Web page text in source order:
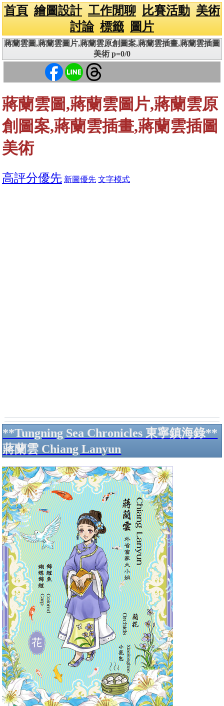
首頁 繪圖設計 工作閒聊 比賽活動 美術
討論 標籤 圖片
蔣蘭雲圖,蔣蘭雲圖片,蔣蘭雲原創圖案,蔣蘭雲插畫,蔣蘭雲插圖
美術 p=0/0
蔣蘭雲圖,蔣蘭雲圖片,蔣蘭雲原
創圖案,蔣蘭雲插畫,蔣蘭雲插圖
美術
高評分優先 新圖優先 文字模式
**Tungning Sea Chronicles 東寧鎮海錄**
蔣蘭雲 Chiang Lanyun